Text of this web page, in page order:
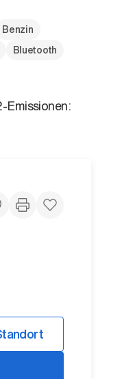
Benzin
Bluetooth